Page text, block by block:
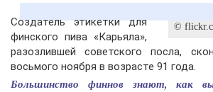
©
Создатель этикетки для
финского пива «Карьяла»,
разозлившей советского посла,
восьмого ноября в возрасте 91 года.
Большинство финнов знают, как